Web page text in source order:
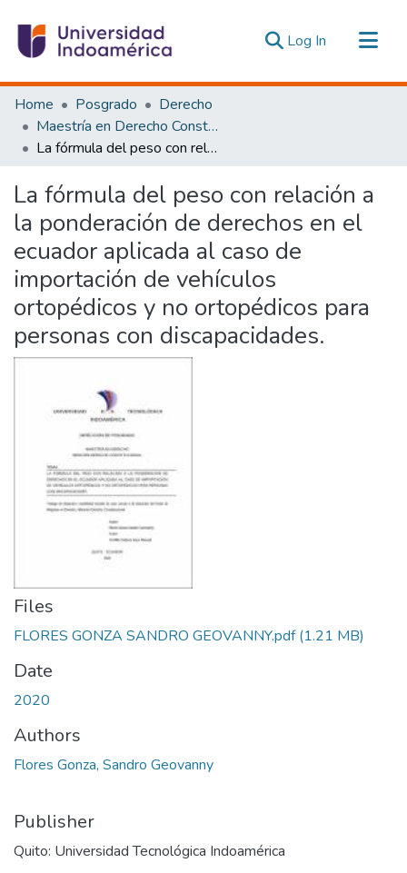
Log In (current)
Communities & Collections
All of DSpace
Statistics
Estadísticas Externas
Home Posgrado
Derecho
Maestría en Derecho Constitucional con Mención en Derecho Constitucional
La fórmula del peso con relación a la ponderación de derechos en el ecuador aplicada al caso de importación de vehículos ortopédicos y no ortopédicos para personas con discapacidades.
La fórmula del peso con relación a
la ponderación de derechos en el
ecuador aplicada al caso de
importación de vehículos
ortopédicos y no ortopédicos para
personas con discapacidades.
Files
FLORES GONZA SANDRO GEOVANNY.pdf(1.21 MB)
Date
2020
Authors
Flores Gonza, Sandro Geovanny
Publisher
Quito: Universidad Tecnológica Indoamérica